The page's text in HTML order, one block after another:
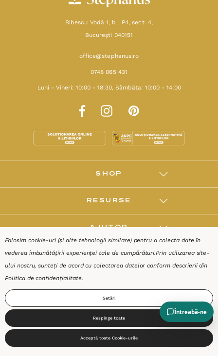
Bibescu Vodă 1, bl. P4, sect. 4,
Bucureşti 040151
office@stephanus.ro
0748 065 431
Luni - Vineri: 10:00 - 18:30, Sâmbăta: 10:00 - 14:00
SHOP
RESURSE
AJUTOR
DESPRE
Start Produse
Coș
Caută Cont
Folosim cookie-uri (și alte tehnologii similare) pentru a colecta date în
vederea îmbunătățirii experienței tale de cumpărături.Prin utilizarea site-
ului nostru, sunteți de acord cu colectarea datelor conform descrierii din
Politica de confidențialitate.
Setări
Respinge toate
Acceptă toate Cookie-urile